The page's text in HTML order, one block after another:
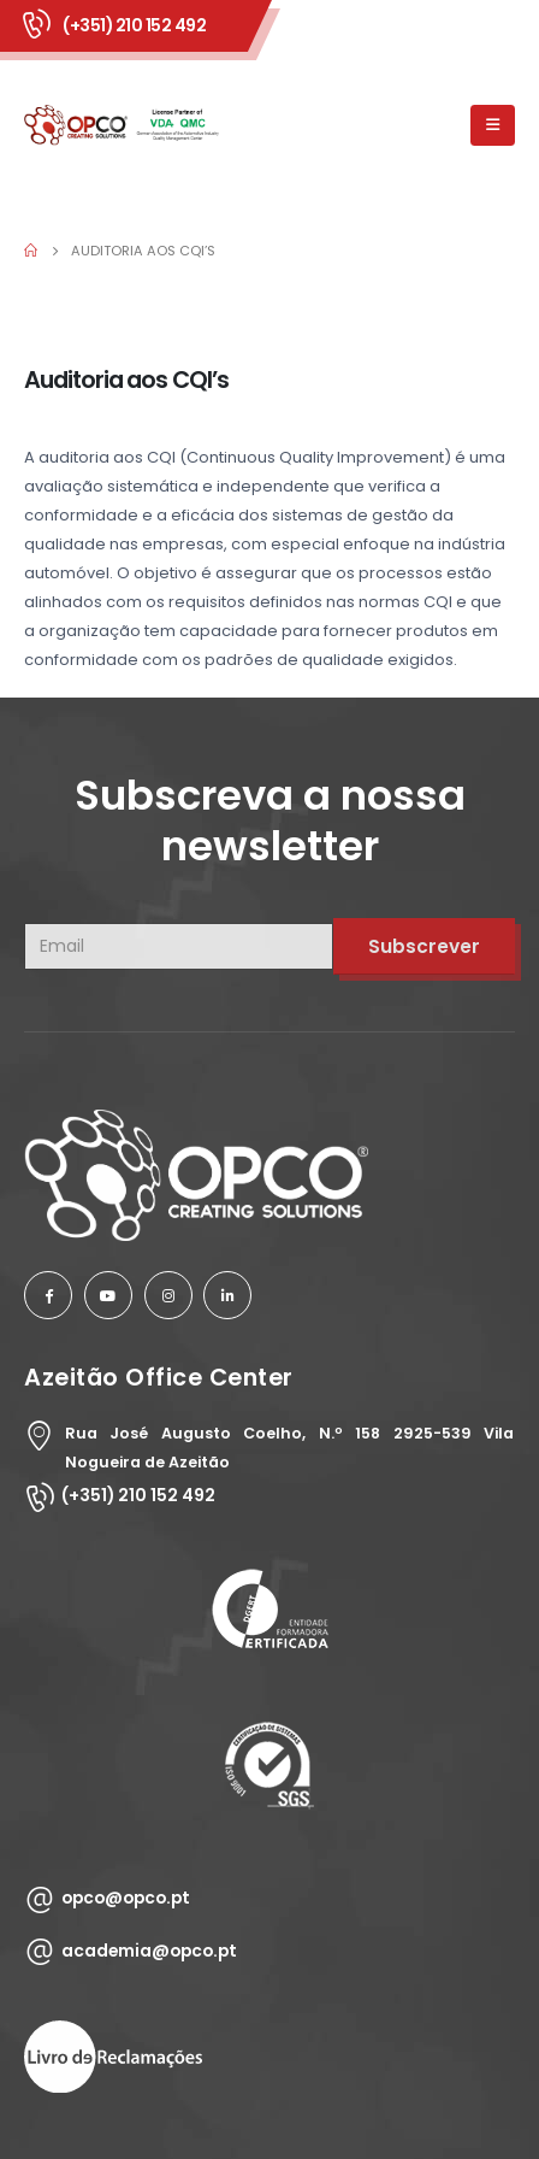
(+351) 210 152 492
AUDITORIA AOS CQI’S
Auditoria aos CQI’s
A auditoria aos CQI (Continuous Quality Improvement) é uma
avaliação sistemática e independente que verifica a
conformidade e a eficácia dos sistemas de gestão da
qualidade nas empresas, com especial enfoque na indústria
automóvel. O objetivo é assegurar que os processos estão
alinhados com os requisitos definidos nas normas CQI e que
a organização tem capacidade para fornecer produtos em
conformidade com os padrões de qualidade exigidos.
Subscreva a nossa
newsletter
Azeitão Office Center
Rua José Augusto Coelho, N.º 158 2925-539 Vila
Nogueira de Azeitão
(+351) 210 152 492
opco@opco.pt
academia@opco.pt